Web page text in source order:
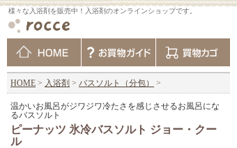
様々な入浴剤を販売中！入浴剤のオンラインショップです。
HOME > 入浴剤 > バスソルト（分包） >
温かいお風呂がジワジワ冷たさを感じさせるお風呂にな
るバスソルト
ピーナッツ 氷冷バスソルト ジョー・クー
ル